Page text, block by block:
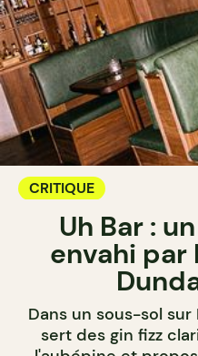
CRITIQUE
Uh Bar :
envahi par
Dans un sous-sol sur
sert des gin fizz